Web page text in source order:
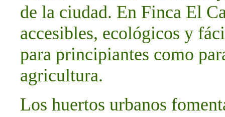
de la ciudad. En Finca El
accesibles, ecológicos y
para principiantes como
agricultura.
Los huertos urbanos